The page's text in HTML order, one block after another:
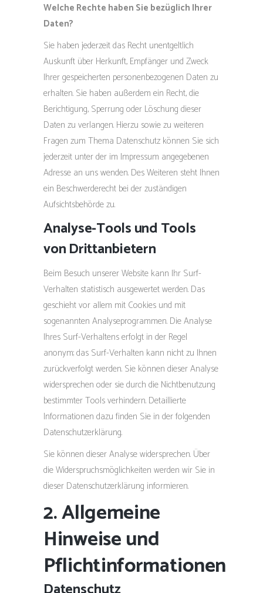
Welche Rechte haben Sie bezüglich Ihrer
Daten?
Sie haben jederzeit das Recht unentgeltlich
Auskunft über Herkunft, Empfänger und Zweck
Ihrer gespeicherten personenbezogenen Daten zu
erhalten. Sie haben außerdem ein Recht, die
Berichtigung, Sperrung oder Löschung dieser
Daten zu verlangen. Hierzu sowie zu weiteren
Fragen zum Thema Datenschutz können Sie sich
jederzeit unter der im Impressum angegebenen
Adresse an uns wenden. Des Weiteren steht Ihnen
ein Beschwerderecht bei der zuständigen
Aufsichtsbehörde zu.
Analyse-Tools und Tools
von Drittanbietern
Beim Besuch unserer Website kann Ihr Surf-
Verhalten statistisch ausgewertet werden. Das
geschieht vor allem mit Cookies und mit
sogenannten Analyseprogrammen. Die Analyse
Ihres Surf-Verhaltens erfolgt in der Regel
anonym; das Surf-Verhalten kann nicht zu Ihnen
zurückverfolgt werden. Sie können dieser Analyse
widersprechen oder sie durch die Nichtbenutzung
bestimmter Tools verhindern. Detaillierte
Informationen dazu finden Sie in der folgenden
Datenschutzerklärung.
Sie können dieser Analyse widersprechen. Über
die Widerspruchsmöglichkeiten werden wir Sie in
dieser Datenschutzerklärung informieren.
2. Allgemeine
Hinweise und
Pflichtinformationen